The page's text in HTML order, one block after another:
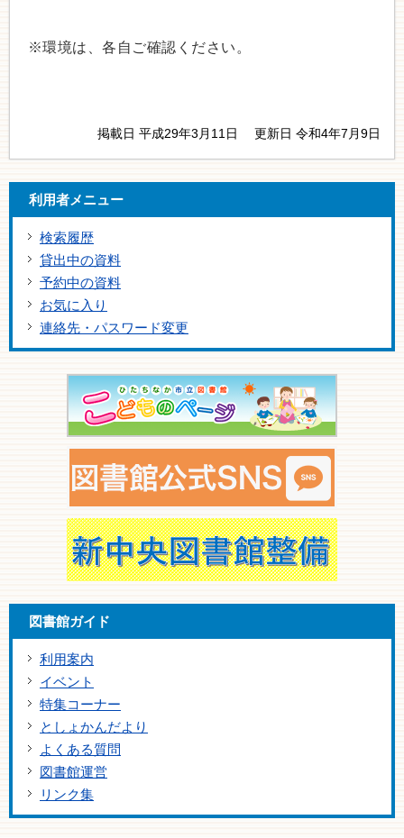
※環境は、各自ご確認ください。
掲載日 平成29年3月11日 更新日 令和4年7月9日
利用者メニュー
検索履歴
貸出中の資料
予約中の資料
お気に入り
連絡先・パスワード変更
図書館ガイド
利用案内
イベント
特集コーナー
としょかんだより
よくある質問
図書館運営
リンク集